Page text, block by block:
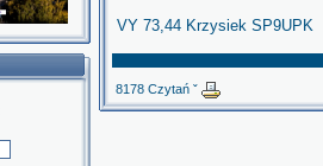
VY 73,44 Krzysiek SP9UPK
8178 Czytań ˇ